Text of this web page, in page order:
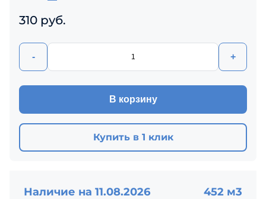
310 руб.
- +
В корзину
Купить в 1 клик
Наличие на 11.08.2026
452 м3